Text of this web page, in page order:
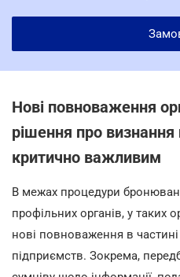
Нові повноваження
рішення про визнання
критично важливим
В межах процедури
профільних органів, у таких
нові повноваження в
підприємств. Зокрема,